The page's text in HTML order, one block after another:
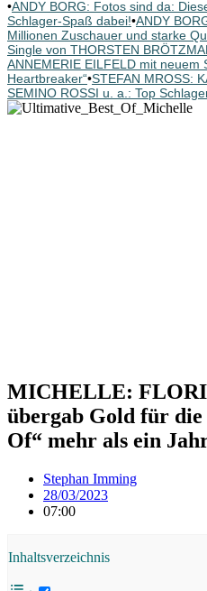
•ANDY BORG: Fotos sind da:
Schlager-Spaß dabei!•ANDY
Millionen Zuschauer und starke
Single von THORSTEN
ANNEMERIE EILFELD mit neuem
Heartbreaker“•STEFAN MROSS:
SEMINO ROSSI u. a.: Top
MICHELLE:
übergab Gold für
Of“ mehr als ein
Stephan Imming
28/03/2023
07:00
Inhaltsverzeichnis